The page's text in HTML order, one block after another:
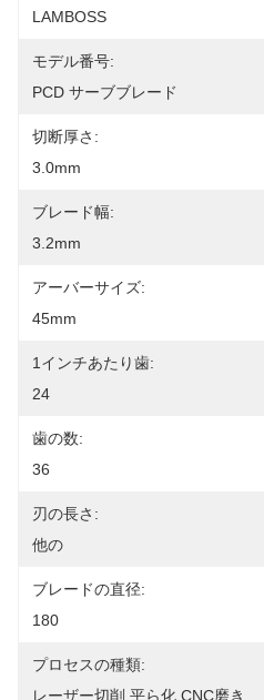
LAMBOSS
モデル番号:
PCD サーブブレード
切断厚さ:
3.0mm
ブレード幅:
3.2mm
アーバーサイズ:
45mm
1インチあたり歯:
24
歯の数:
36
刃の長さ:
他の
ブレードの直径:
180
プロセスの種類:
レーザー切削,平ら化,CNC磨き